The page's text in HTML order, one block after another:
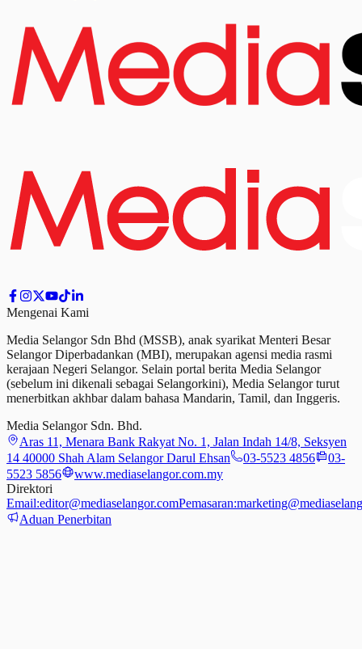
Mengenai Kami
Media Selangor Sdn Bhd (MSSB), anak syarikat Menteri Besar
Selangor Diperbadankan (MBI), merupakan agensi media rasmi
kerajaan Negeri Selangor. Selain portal berita Media Selangor
(sebelum ini dikenali sebagai Selangorkini), Media Selangor turut
menerbitkan akhbar dalam bahasa Mandarin, Tamil, dan Inggeris.
Media Selangor Sdn. Bhd.
Aras 11, Menara Bank Rakyat No. 1, Jalan Indah 14/8, Seksyen
14 40000 Shah Alam Selangor Darul Ehsan
03-5523 4856
03-
5523 5856
www.mediaselangor.com.my
Direktori
Email:editor@mediaselangor.comPemasaran:
Aduan Penerbitan